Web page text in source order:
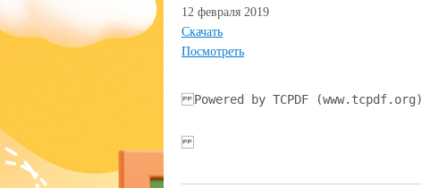
12 февраля 2019
Скачать
Посмотреть
Powered by TCPDF (www.tcpdf.org)